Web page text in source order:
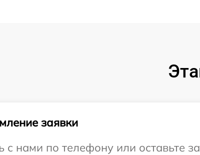
заявки
с нами по телефону или оставьте